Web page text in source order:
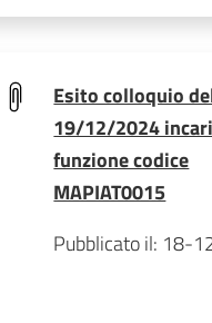
Esito colloquio
19/12/2024
funzione codice
MAPIAT0015
Pubblicato il: 18-